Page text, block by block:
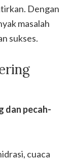
Dengan
masalah
sukses.
dan pecah-
cuaca